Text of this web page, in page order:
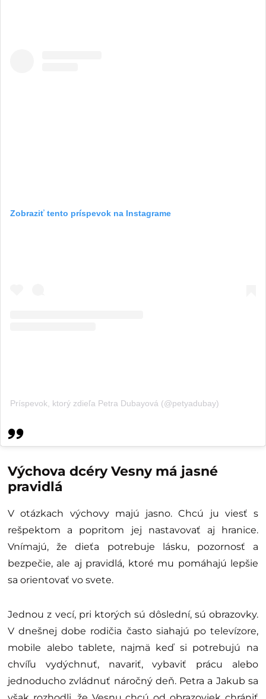
Zobraziť tento príspevok na Instagrame
Príspevok, ktorý zdieľa Petra Dubayová (@petyadubay)
Výchova dcéry Vesny má jasné
pravidlá
V otázkach výchovy majú jasno. Chcú ju viesť s
rešpektom a popritom jej nastavovať aj hranice.
Vnímajú, že dieťa potrebuje lásku, pozornosť a
bezpečie, ale aj pravidlá, ktoré mu pomáhajú lepšie
sa orientovať vo svete.
Jednou z vecí, pri ktorých sú dôslední, sú obrazovky.
V dnešnej dobe rodičia často siahajú po televízore,
mobile alebo tablete, najmä keď si potrebujú na
chvíľu vydýchnuť, navariť, vybaviť prácu alebo
jednoducho zvládnuť náročný deň. Petra a Jakub sa